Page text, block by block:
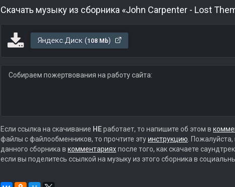
Скачать музыку из сборника «John Carpenter - Lost
Яндекс.Диск (108 Mb)
Собираем пожертвования на работу сайта:
Если ссылка на скачивание НЕработает, то напишите об этом в
файлы с файлообменников, то прочтите этуинструкцию .
данного сборника в комментарияхпосле того, как скачаете
если вы поделитесь ссылкой на музыку из этого сборника в